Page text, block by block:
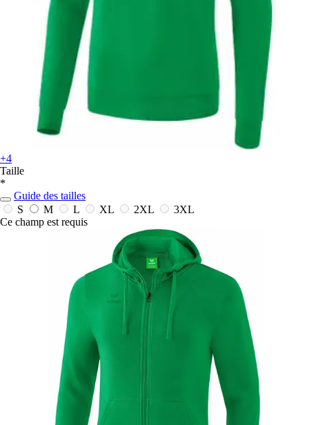
+4
Taille
*
Guide des tailles
S
M L XL 2XL
3XL
Ce champ est requis